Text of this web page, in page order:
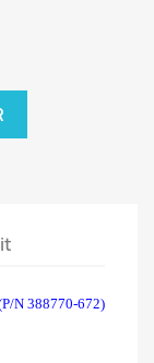
N 388770-672)